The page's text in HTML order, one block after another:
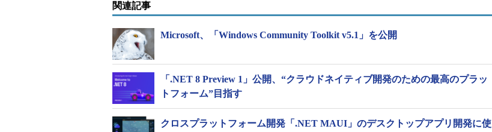
関連記事
Microsoft、「Windows Community Toolkit v5.1」を公開
「.NET 8 Preview 1」公開、“クラウドネイティブ開発のための最高のプラッ
トフォーム”目指す
クロスプラットフォーム開発「.NET MAUI」のデスクトップアプリ開発に使